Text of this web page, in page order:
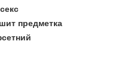
предметка